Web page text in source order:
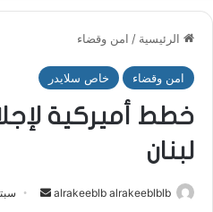
الرئيسية / امن وقضاء
امن وقضاء خاص سلايدر
خطط أميركية
لبنان
alrakeeblb alrakeeblblb
أرسل سبتمبر